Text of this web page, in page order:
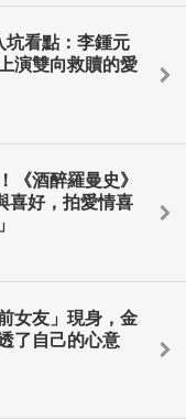
坑看點：李鍾元
演雙向救贖的愛
《酒醉羅曼史》
喜好，拍愛情喜
女友」現身，金
了自己的心意